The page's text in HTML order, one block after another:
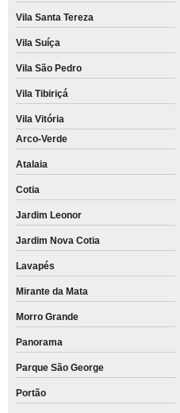
Vila Santa Tereza
Vila Suíça
Vila São Pedro
Vila Tibiriçá
Vila Vitória
Arco-Verde
Atalaia
Cotia
Jardim Leonor
Jardim Nova Cotia
Lavapés
Mirante da Mata
Morro Grande
Panorama
Parque São George
Portão